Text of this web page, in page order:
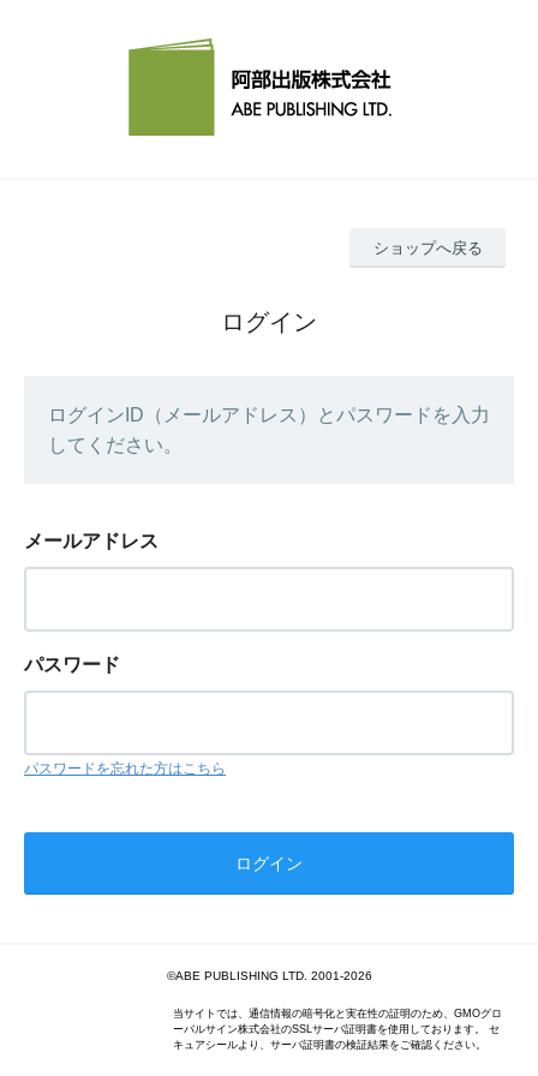
ショップへ戻る
ログイン
ログインID（メールアドレス）とパスワードを入力
してください。
メールアドレス
パスワード
パスワードを忘れた方はこちら
©ABE PUBLISHING LTD. 2001-2026
当サイトでは、通信情報の暗号化と実在性の証明のため、GMOグロ
ーバルサイン株式会社のSSLサーバ証明書を使用しております。 セ
キュアシールより、サーバ証明書の検証結果をご確認ください。